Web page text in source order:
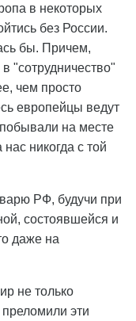
в некоторых
без России.
бы. Причем,
"сотрудничество"
чем просто
европейцы ведут
на месте
никогда с той
РФ, будучи при
состоявшейся и
даже на
не только
эти